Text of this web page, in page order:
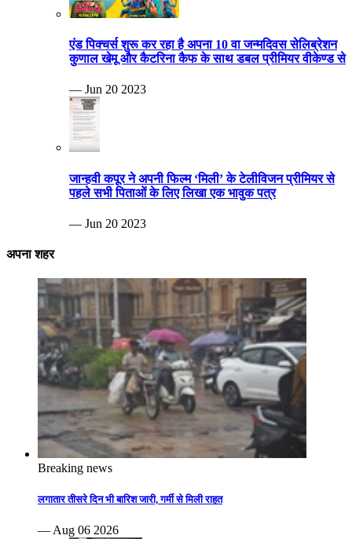
एंड पिक्चर्स शुरू कर रहा है अपना 10 वा जन्मदिवस सेलिब्रेशन
कुणाल खेमू और कैटरिना कैफ के साथ डबल प्रीमियर वीकेण्ड से
— Jun 20 2023
जान्हवी कपूर ने अपनी फिल्म ‘मिली’ के टेलीविजन प्रीमियर से
पहले सभी पिताओं के लिए लिखा एक भावुक पत्र
— Jun 20 2023
अपना शहर
Breaking news
लगातार तीसरे दिन भी बारिश जारी, गर्मी से मिली राहत
— Aug 06 2026